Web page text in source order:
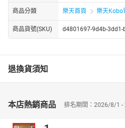
商品分類 樂天首頁 樂天Kobo
商品貨號(SKU) d4801697-9d4b-3dd1-
退換貨須知
本店熱銷商品 排名期間：2026/8/1